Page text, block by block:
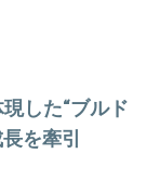
現した“ブルド
を牽引